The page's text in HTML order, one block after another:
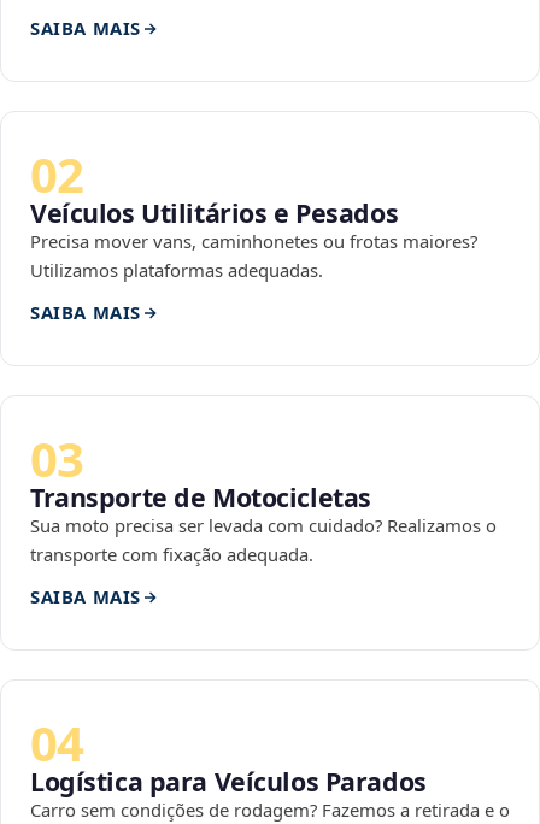
SAIBA MAIS
02
Veículos Utilitários e Pesados
Precisa mover vans, caminhonetes ou frotas maiores?
Utilizamos plataformas adequadas.
SAIBA MAIS
03
Transporte de Motocicletas
Sua moto precisa ser levada com cuidado? Realizamos o
transporte com fixação adequada.
SAIBA MAIS
04
Logística para Veículos Parados
Carro sem condições de rodagem? Fazemos a retirada e o